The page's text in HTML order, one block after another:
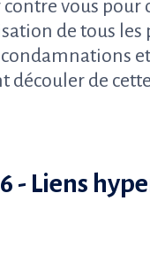
vous pour
de tous les
découler de
- Liens